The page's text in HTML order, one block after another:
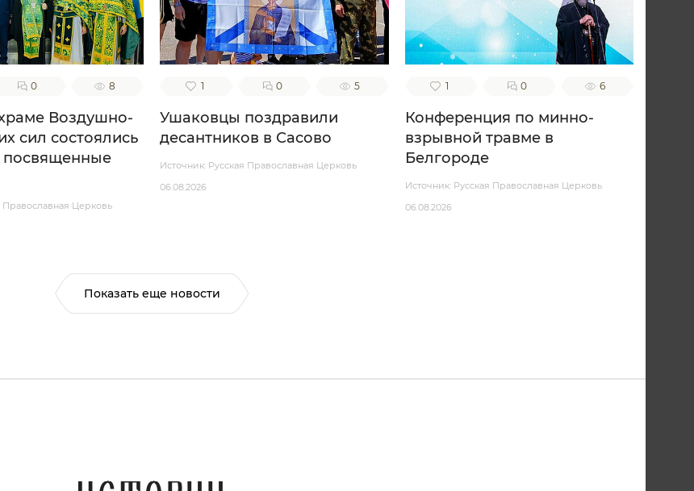
0 8
Воздушно-
сил состоялись
посвященные
Православная Церковь
1 0 5
Ушаковцы поздравили
десантников в Сасово
Источник: Русская Православная Церковь
06.08.2026
1 0 6
Конференция по минно-
взрывной травме в
Белгороде
Источник: Русская Православная Церковь
06.08.2026
Показать еще новости